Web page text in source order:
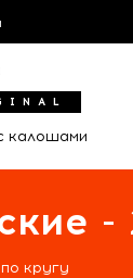
калошами
-
кругу